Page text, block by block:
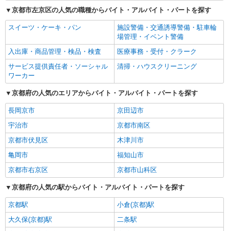
京都市左京区の人気の職種からバイト・アルバイト・パートを探す
スイーツ・ケーキ・パン
施設警備・交通誘導警備・駐車輪
場管理・イベント警備
入出庫・商品管理・検品・検査
医療事務・受付・クラーク
サービス提供責任者・ソーシャル
ワーカー
清掃・ハウスクリーニング
京都府の人気のエリアからバイト・アルバイト・パートを探す
長岡京市
京田辺市
宇治市
京都市南区
京都市伏見区
木津川市
亀岡市
福知山市
京都市右京区
京都市山科区
京都府の人気の駅からバイト・アルバイト・パートを探す
京都駅
小倉(京都)駅
大久保(京都)駅
二条駅